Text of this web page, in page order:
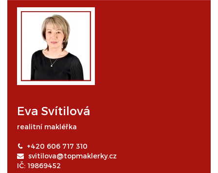
Eva Svítilová
realitní makléřka
+420 606 717 310
svitilova@topmaklerky.cz
IČ: 19869452